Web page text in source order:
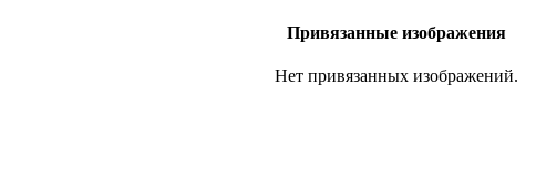
Привязанные изображения
Нет привязанных изображений.